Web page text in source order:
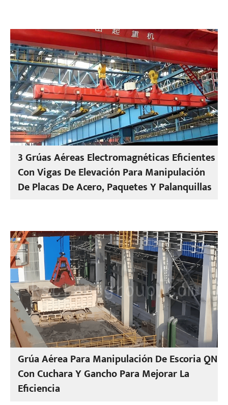
3 Grúas Aéreas Electromagnéticas Eficientes
Con Vigas De Elevación Para Manipulación
De Placas De Acero, Paquetes Y Palanquillas
Grúa Aérea Para Manipulación De Escoria QN
Con Cuchara Y Gancho Para Mejorar La
Eficiencia